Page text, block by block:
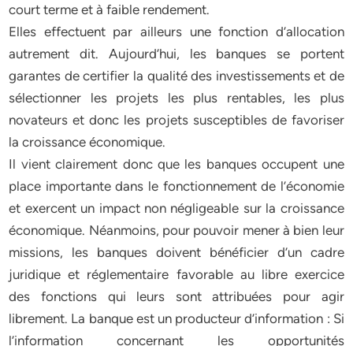
court terme et à faible rendement.
Elles effectuent par ailleurs une fonction d’allocation
autrement dit. Aujourd’hui, les banques se portent
garantes de certifier la qualité des investissements et de
sélectionner les projets les plus rentables, les plus
novateurs et donc les projets susceptibles de favoriser
la croissance économique.
Il vient clairement donc que les banques occupent une
place importante dans le fonctionnement de l’économie
et exercent un impact non négligeable sur la croissance
économique. Néanmoins, pour pouvoir mener à bien leur
missions, les banques doivent bénéficier d’un cadre
juridique et réglementaire favorable au libre exercice
des fonctions qui leurs sont attribuées pour agir
librement. La banque est un producteur d’information : Si
l’information concernant les opportunités